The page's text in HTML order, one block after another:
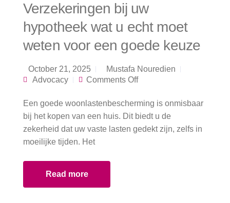
Verzekeringen bij uw
hypotheek wat u echt moet
weten voor een goede keuze
October 21, 2025
Mustafa Nouredien
Advocacy
Comments Offon Verzekeringen bij
voor een goede
keuze
Een goede woonlastenbescherming is onmisbaar
bij het kopen van een huis. Dit biedt u de
zekerheid dat uw vaste lasten gedekt zijn, zelfs in
moeilijke tijden. Het
Read more